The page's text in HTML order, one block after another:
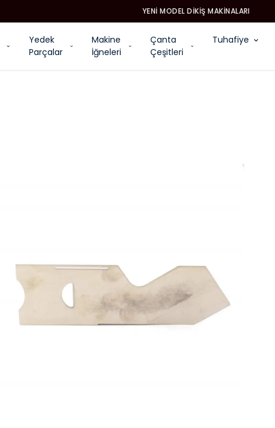
YENI MODEL DIKIŞ MAKINALARI
Yedek
Parçalar
Makine
İğneleri
Çanta
Çeşitleri
Tuhafiye